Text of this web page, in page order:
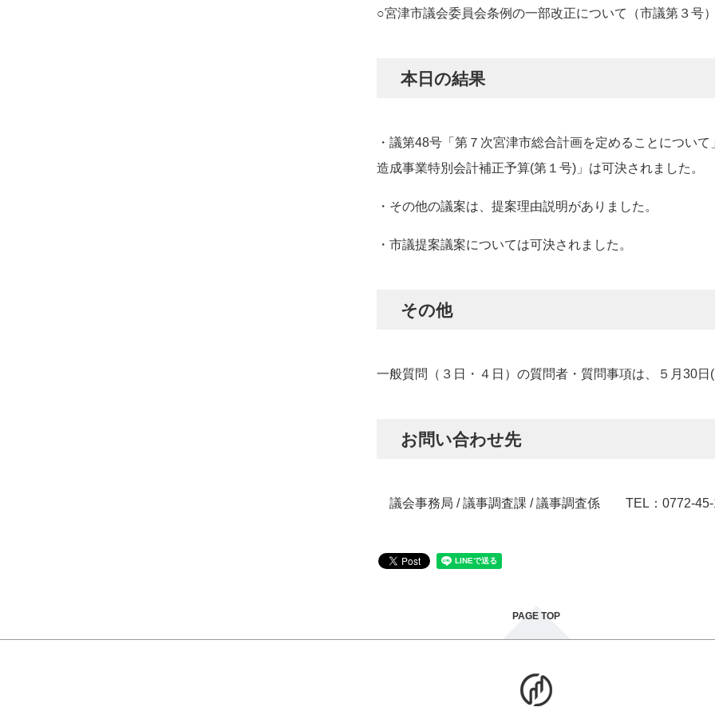
○宮津市議会委員会条例の一部改正について（市議第３号
本日の結果
・議第48号「第７次宮津市総合計画を定めることについ
造成事業特別会計補正予算(第１号)」は可決されました。
・その他の議案は、提案理由説明がありました。
・市議提案議案については可決されました。
その他
一般質問（３日・４日）の質問者・質問事項は、５月30
お問い合わせ先
議会事務局 / 議事調査課 / 議事調査係 TEL：0772-45-
PAGE TOP